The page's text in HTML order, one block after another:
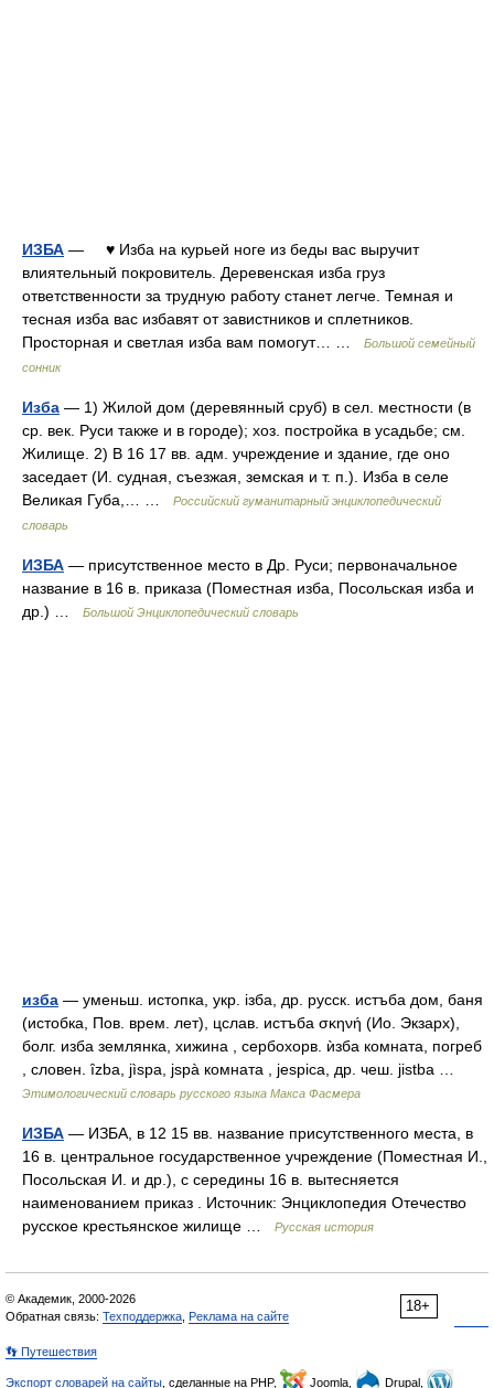
ИЗБА — ♥ Изба на курьей ноге из беды вас выручит
влиятельный покровитель. Деревенская изба груз
ответственности за трудную работу станет легче. Темная и
тесная изба вас избавят от завистников и сплетников.
Просторная и светлая изба вам помогут… …
Большой семейный
сонник
Изба — 1) Жилой дом (деревянный сруб) в сел. местности (в
ср. век. Руси также и в городе); хоз. постройка в усадьбе; см.
Жилище. 2) В 16 17 вв. адм. учреждение и здание, где оно
заседает (И. судная, съезжая, земская и т. п.). Изба в селе
Великая Губа,… …
Российский гуманитарный энциклопедический
словарь
ИЗБА — присутственное место в Др. Руси; первоначальное
название в 16 в. приказа (Поместная изба, Посольская изба и
др.) …
Большой Энциклопедический словарь
изба — уменьш. истопка, укр. iзба, др. русск. истъба дом, баня
(истобка, Пов. врем. лет), цслав. истъба σκηνή (Ио. Экзарх),
болг. изба землянка, хижина , сербохорв. ѝзба комната, погреб
, словен. ȋzba, jìspa, jspà комната , jеsрiса, др. чеш. jistba …
Этимологический словарь русского языка Макса Фасмера
ИЗБА — ИЗБА, в 12 15 вв. название присутственного места, в
16 в. центральное государственное учреждение (Поместная И.,
Посольская И. и др.), с середины 16 в. вытесняется
наименованием приказ . Источник: Энциклопедия Отечество
русское крестьянское жилище …
Русская история
18+
© Академик, 2000-2026
Обратная связь: Техподдержка Реклама на сайте
👣 Путешествия
Экспорт словарей на сайты , сделанные на PHP, Joomla, Drupal,